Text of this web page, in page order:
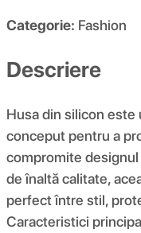
Categorie: Fashion
Descriere
Husa din silicon
conceput pentru a
compromite designul
de înaltă calitate,
perfect între stil,
Caracteristici